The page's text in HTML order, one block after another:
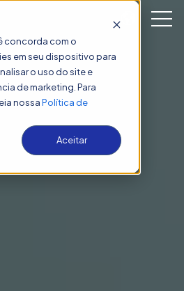
concorda com o
em seu dispositivo para
o uso do site e
de marketing. Para
nossaPolítica de
Aceitar